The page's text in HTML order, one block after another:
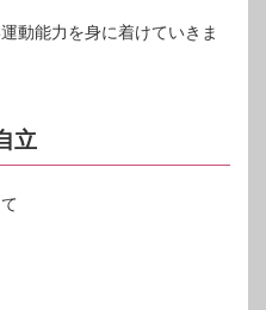
動能力を身に着けていきま
立